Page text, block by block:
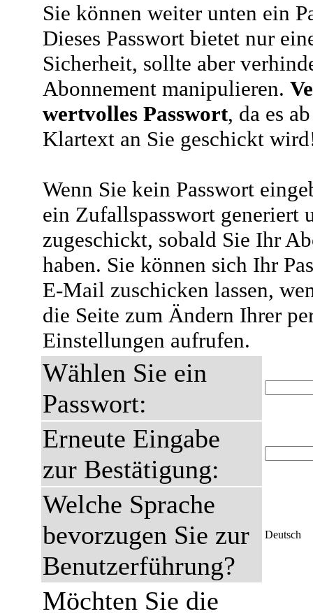
Sie können weiter unten ein
Dieses Passwort bietet nur
Sicherheit, sollte aber
Abonnement manipulieren.
wertvolles Passwort, da es
Klartext an Sie geschickt
Wenn Sie kein Passwort
ein Zufallspasswort generiert
zugeschickt, sobald Sie Ihr
haben. Sie können sich Ihr
E-Mail zuschicken lassen,
die Seite zum Ändern Ihrer
Einstellungen aufrufen.
Wählen Sie ein
Passwort:
Erneute Eingabe
zur Bestätigung:
Welche Sprache
bevorzugen Sie zur
Benutzerführung?
Deutsch
Möchten Sie die